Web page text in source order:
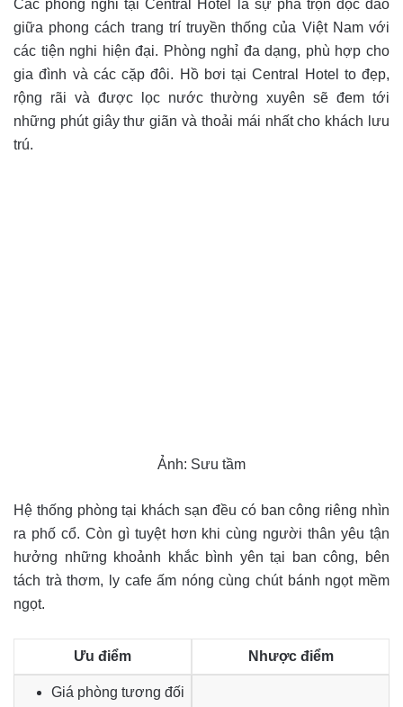
Các phòng nghỉ tại Central Hotel là sự pha trộn độc đáo
giữa phong cách trang trí truyền thống của Việt Nam với
các tiện nghi hiện đại. Phòng nghỉ đa dạng, phù hợp cho
gia đình và các cặp đôi. Hồ bơi tại Central Hotel to đẹp,
rộng rãi và được lọc nước thường xuyên sẽ đem tới
những phút giây thư giãn và thoải mái nhất cho khách lưu
trú.
Ảnh: Sưu tầm
Hệ thống phòng tại khách sạn đều có ban công riêng nhìn
ra phố cổ. Còn gì tuyệt hơn khi cùng người thân yêu tận
hưởng những khoảnh khắc bình yên tại ban công, bên
tách trà thơm, ly cafe ấm nóng cùng chút bánh ngọt mềm
ngọt.
Ưu điểm Nhược điểm
Giá phòng tương đối